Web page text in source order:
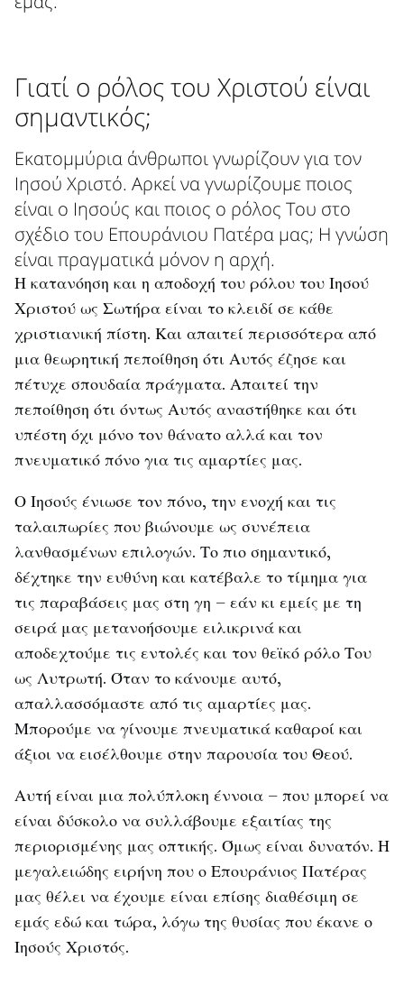
Γιατί ο ρόλος του Χριστού είναι
σημαντικός;
Εκατομμύρια άνθρωποι γνωρίζουν για τον
Ιησού Χριστό. Αρκεί να γνωρίζουμε ποιος
είναι ο Ιησούς και ποιος ο ρόλος Του στο
σχέδιο του Επουράνιου Πατέρα μας; Η γνώση
είναι πραγματικά μόνον η αρχή.
Η κατανόηση και η αποδοχή του ρόλου του Ιησού
Χριστού ως Σωτήρα είναι το κλειδί σε κάθε
χριστιανική πίστη. Και απαιτεί περισσότερα από
μια θεωρητική πεποίθηση ότι Αυτός έζησε και
πέτυχε σπουδαία πράγματα. Απαιτεί την
πεποίθηση ότι όντως Αυτός αναστήθηκε και ότι
υπέστη όχι μόνο τον θάνατο αλλά και τον
πνευματικό πόνο για τις αμαρτίες μας.
Ο Ιησούς ένιωσε τον πόνο, την ενοχή και τις
ταλαιπωρίες που βιώνουμε ως συνέπεια
λανθασμένων επιλογών. Το πιο σημαντικό,
δέχτηκε την ευθύνη και κατέβαλε το τίμημα για
τις παραβάσεις μας στη γη – εάν κι εμείς με τη
σειρά μας μετανοήσουμε ειλικρινά και
αποδεχτούμε τις εντολές και τον θεϊκό ρόλο Του
ως Λυτρωτή. Όταν το κάνουμε αυτό,
απαλλασσόμαστε από τις αμαρτίες μας.
Μπορούμε να γίνουμε πνευματικά καθαροί και
άξιοι να εισέλθουμε στην παρουσία του Θεού.
Αυτή είναι μια πολύπλοκη έννοια – που μπορεί να
είναι δύσκολο να συλλάβουμε εξαιτίας της
περιορισμένης μας οπτικής. Όμως είναι δυνατόν. Η
μεγαλειώδης ειρήνη που ο Επουράνιος Πατέρας
μας θέλει να έχουμε είναι επίσης διαθέσιμη σε
εμάς εδώ και τώρα, λόγω της θυσίας που έκανε ο
Ιησούς Χριστός.